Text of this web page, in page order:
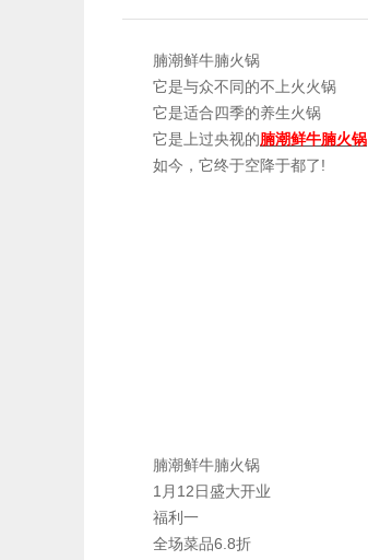
腩潮鲜牛腩火锅
它是与众不同的不上火火锅
它是适合四季的养生火锅
它是上过央视的腩潮鲜牛腩火锅
如今，它终于空降于都了!
腩潮鲜牛腩火锅
1月12日盛大开业
福利一
全场菜品6.8折